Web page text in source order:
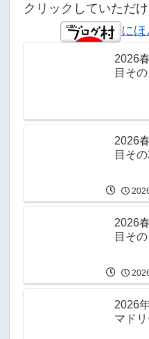
クリックしていただ
に
2026
目そ
2026
目そ
2026
目その
2026
マド